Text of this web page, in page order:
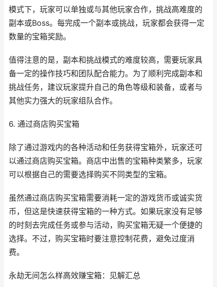
模式下，玩家可以单独或与其他玩家合作，挑战高难度的
副本或Boss。每完成一个副本或挑战，玩家都会获得一定
数量的宝箱奖励。
值得注意的是，副本和挑战模式的难度较高，需要玩家具
备一定的操作技巧和团队配合能力。为了顺利完成副本和
挑战任务，建议玩家提升自己的角色等级和装备，或者与
其他实力强大的玩家组队合作。
6. 通过商店购买宝箱
除了通过游戏内的各种活动和任务获得宝箱外，玩家还可
以通过商店购买宝箱。商店中出售的宝箱种类繁多，玩家
可以根据自己的需要选择购买不同类型的宝箱。
虽然通过商店购买宝箱需要消耗一定的游戏货币或诚实货
币，但这是快速获得宝箱的一种方式。如果玩家没有足够
的时刻去完成任务或参与活动，购买宝箱无疑一个便捷的
选择。不过，购买宝箱时要注意控制花费，避免过度消
费。
永劫无间怎么样高效赚宝箱：见解汇总